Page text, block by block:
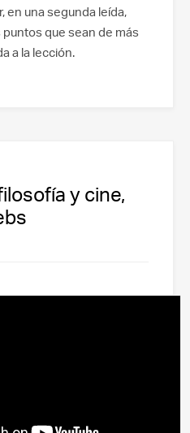
en una segunda leída,
que sean de más
a la lección.
y cine,